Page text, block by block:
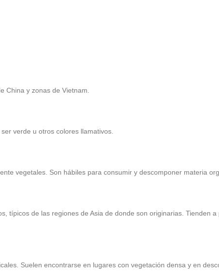
China y zonas de Vietnam.
verde u otros colores llamativos.
vegetales. Son hábiles para consumir y descomponer materia
típicos de las regiones de Asia de donde son originarias. Tienden
Suelen encontrarse en lugares con vegetación densa y en